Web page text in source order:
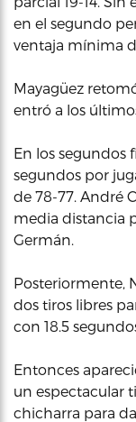
en el segundo
ventaja mínima
Mayagüez
entró a los
En los segundos
segundos por
de 78-77. André
media distancia
Germán.
Posteriormente,
dos tiros libres
con 18.5
Entonces
un espectacular
chicharra para